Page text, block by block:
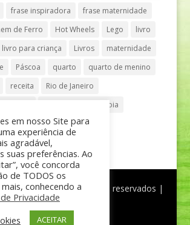
frase inspiradora
frase maternidade
de Ferro Hot Wheels Lego
livro
livro para criança Livros
maternidade
Páscoa quarto
quarto de menino
receita
Rio de Janeiro
Shopping Vila Olímpia
tênis
| © Todos os direitos reservados |
Política de Privacidade
em nosso Site para
experiência de
agradável,
suas preferências. Ao
você concorda
de TODOS os
conhecendo a
Privacidade
ACEITAR